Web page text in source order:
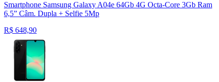
Smartphone Samsung Galaxy A04e 64Gb 4G Octa-Core 3Gb Ram
6,5” Câm. Dupla + Selfie 5Mp
R$ 648,90